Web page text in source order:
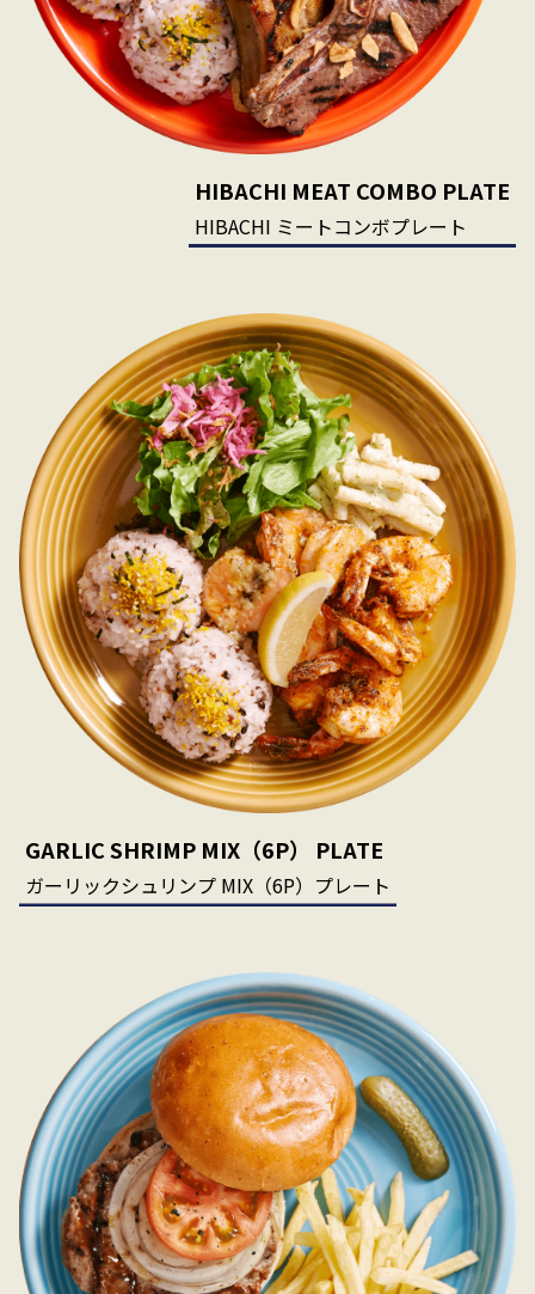
HIBACHI MEAT COMBO PLATE
HIBACHI ミートコンボプレート
GARLIC SHRIMP MIX（6P） PLATE
ガーリックシュリンプ MIX（6P）プレート